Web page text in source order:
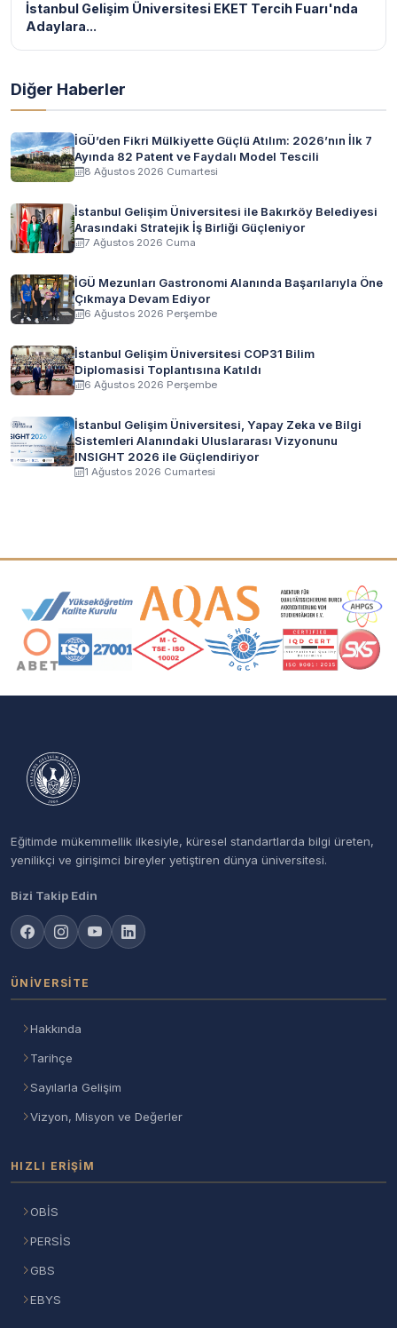
İstanbul Gelişim Üniversitesi EKET Tercih Fuarı'nda
Adaylara...
Diğer Haberler
İGÜ’den Fikri Mülkiyette Güçlü Atılım: 2026’nın İlk 7
Ayında 82 Patent ve Faydalı Model Tescili
8 Ağustos 2026 Cumartesi
İstanbul Gelişim Üniversitesi ile Bakırköy Belediyesi
Arasındaki Stratejik İş Birliği Güçleniyor
7 Ağustos 2026 Cuma
İGÜ Mezunları Gastronomi Alanında Başarılarıyla Öne
Çıkmaya Devam Ediyor
6 Ağustos 2026 Perşembe
İstanbul Gelişim Üniversitesi COP31 Bilim
Diplomasisi Toplantısına Katıldı
6 Ağustos 2026 Perşembe
İstanbul Gelişim Üniversitesi, Yapay Zeka ve Bilgi
Sistemleri Alanındaki Uluslararası Vizyonunu
INSIGHT 2026 ile Güçlendiriyor
1 Ağustos 2026 Cumartesi
Akreditasyon ve Üyelik Logoları
Eğitimde mükemmellik ilkesiyle, küresel standartlarda bilgi üreten,
yenilikçi ve girişimci bireyler yetiştiren dünya üniversitesi.
Bizi Takip Edin
ÜNIVERSITE
Hakkında
Tarihçe
Sayılarla Gelişim
Vizyon, Misyon ve Değerler
HIZLI ERIŞIM
OBİS
PERSİS
GBS
EBYS